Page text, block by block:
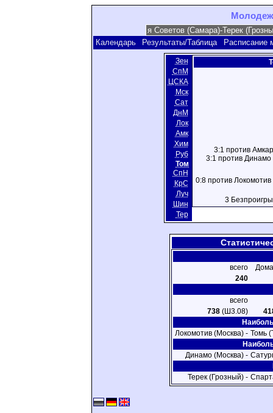
Календарь Результаты/Таблица Расписание
Зен
СпМ
ЦСКА
Мск
Сат
ДнМ
Лок
Амк
Хим
Руб
Том
СпН
КрС
Луч
Шин
Тер
3:1 против
3:1 против Динамо
0:8 против
3
всего
240
всего
738(Ш3.08)
Локомотив (Москва) - Томь
Динамо (Москва) -
Терек (Грозный) -